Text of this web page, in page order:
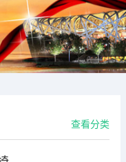
查看分类